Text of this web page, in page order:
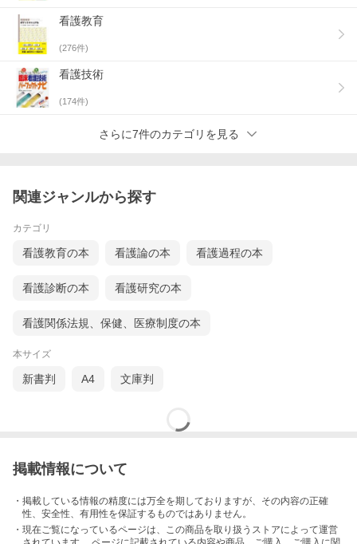
看護教育
(276件)
看護技術
(174件)
さらに7件のカテゴリを見る
関連ジャンルから探す
カテゴリ
看護教育の本 看護論の本 看護過程の本
看護診断の本 看護研究の本
看護関係法規、保健、医療制度の本
本サイズ
新書判 A4 文庫判
掲載情報について
・掲載している情報の精度には万全を期しておりますが、その内容の正確
性、安全性、有用性を保証するものではありません。
・現在ご覧になっているページは、この商品を取り扱うストアによって運営